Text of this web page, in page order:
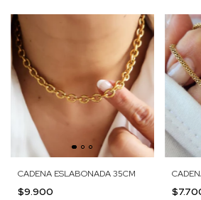
CADENA ESLABONADA 35CM
$9.900